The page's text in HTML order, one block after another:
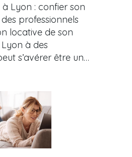
Lyon : confier son
professionnels
locative de son
à des
s’avérer être un…